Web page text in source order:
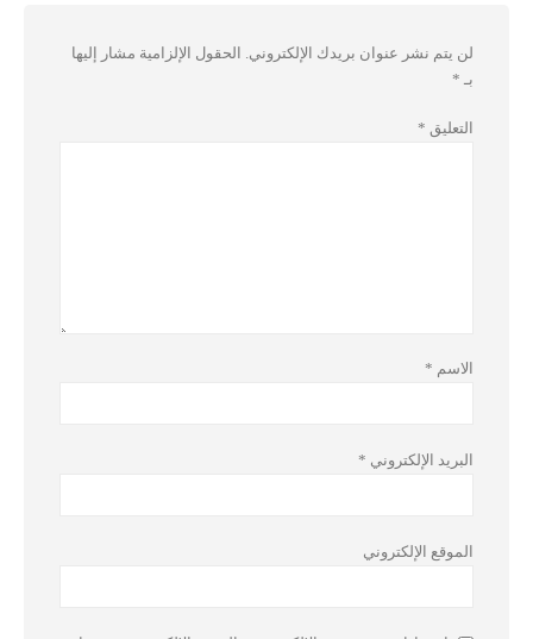
لن يتم نشر عنوان بريدك الإلكتروني. الحقول الإلزامية مشار إليها
بـ *
التعليق *
الاسم *
البريد الإلكتروني *
الموقع الإلكتروني